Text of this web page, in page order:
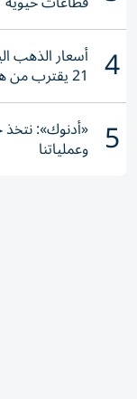
4 21 يقترب من هذا الرقم
5 «أدنوك»: نتخذ
وعملياتنا